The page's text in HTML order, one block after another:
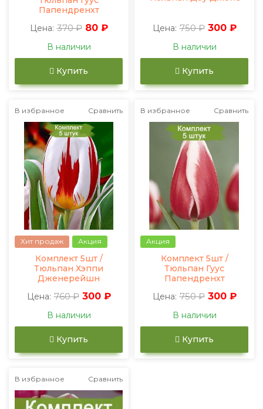
Папендренхт
Цена: 370 ₽ 80 ₽
В наличии
Купить
Цена: 750 ₽ 300 ₽
В наличии
Купить
В избранное Сравнить
Хит продаж Акция
Комплект 5шт /
Тюльпан Хэппи
Дженерейшн
Цена: 760 ₽ 300 ₽
В наличии
Купить
В избранное Сравнить
Акция
Комплект 5шт /
Тюльпан Гуус
Папендренхт
Цена: 750 ₽ 300 ₽
В наличии
Купить
В избранное Сравнить